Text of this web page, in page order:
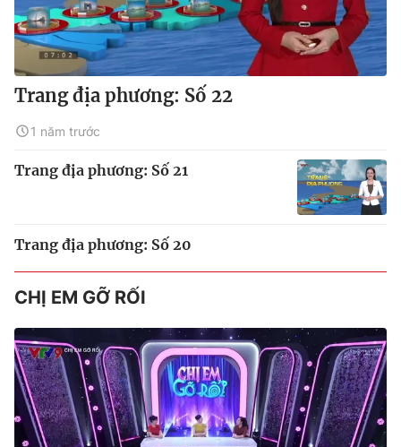
Trang địa phương: Số 22
1 năm trước
Trang địa phương: Số 21
Trang địa phương: Số 20
CHỊ EM GỠ RỐI